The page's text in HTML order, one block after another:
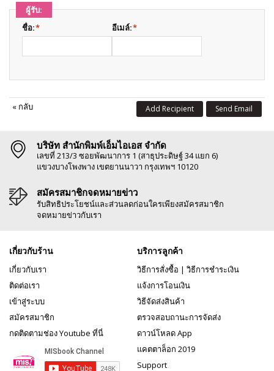
ผู้รับ:
*
ชื่อ: *
อีเมล์:
« กลับ Send Email
Add Recipient
บริษัท สำนักพิมพ์เอ็มไอเอส จำกัด
เลขที่ 213/3 ซอยพัฒนาการ 1 (สาธุประดิษฐ์ 34 แยก 6)
แขวงบางโพงพาง เขตยานนาวา กรุงเทพฯ 10120
สมัครสมาชิกจดหมายข่าว
รับสิทธิประโยชน์และส่วนลดก่อนใครเพียงสมัครสมาชิก
จดหมายข่าวกับเรา
เกี่ยวกับร้าน
เกี่ยวกับเรา
ติดต่อเรา
เข้าสู่ระบบ
สมัครสมาชิก
กดติดตามช่อง Youtube ที่นี่
บริการลูกค้า
วิธีการสั่งซื้อ | วิธีการชำระเงิน
แจ้งการโอนเงิน
วิธีจัดส่งสินค้า
ตรวจสอบถานะการจัดส่ง
ดาวน์โหลด App
แคตตาล็อก 2019
Support